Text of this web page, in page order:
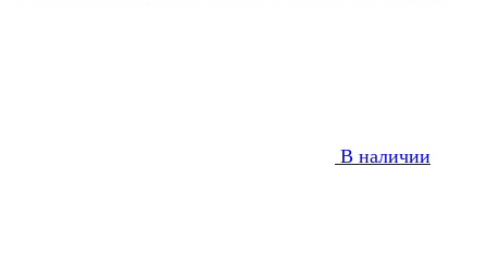
В наличии